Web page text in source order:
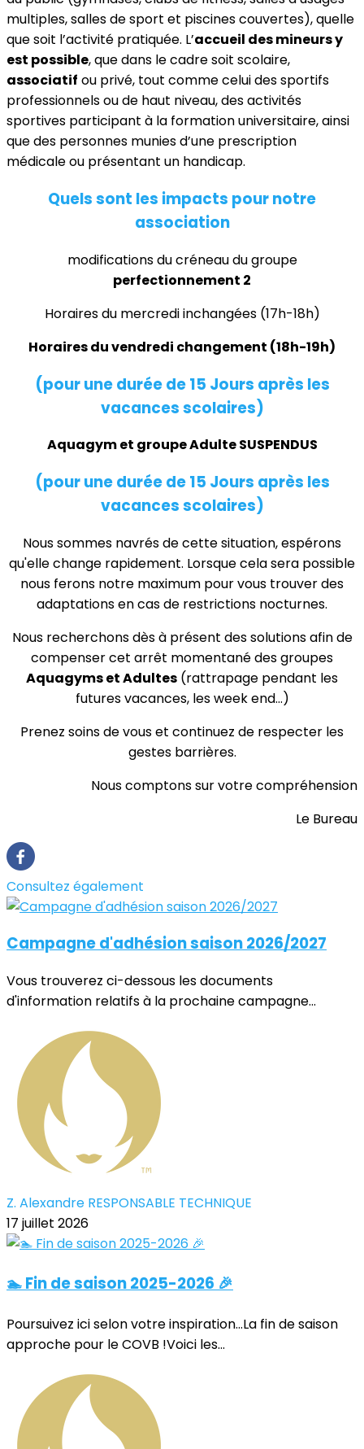
multiples, salles de sport et piscines couvertes), quelle
que soit l’activité pratiquée. L’accueil des mineurs y
est possible, que dans le cadre soit scolaire,
associatif ou privé, tout comme celui des sportifs
professionnels ou de haut niveau, des activités
sportives participant à la formation universitaire, ainsi
que des personnes munies d’une prescription
médicale ou présentant un handicap.
Quels sont les impacts pour notre
association
modifications du créneau du groupe
perfectionnement 2
Horaires du mercredi inchangées (17h-18h)
Horaires du vendredi changement (18h-19h)
(pour une durée de 15 Jours après les
vacances scolaires)
Aquagym et groupe Adulte SUSPENDUS
(pour une durée de 15 Jours après les
vacances scolaires)
Nous sommes navrés de cette situation, espérons
qu'elle change rapidement. Lorsque cela sera possible
nous ferons notre maximum pour vous trouver des
adaptations en cas de restrictions nocturnes.
Nous recherchons dès à présent des solutions afin de
compenser cet arrêt momentané des groupes
Aquagyms et Adultes (rattrapage pendant les
futures vacances, les week end...)
Prenez soins de vous et continuez de respecter les
gestes barrières.
Nous comptons sur votre compréhension
Le Bureau
Consultez également
Campagne d'adhésion saison 2026/2027
Vous trouverez ci-dessous les documents
d'information relatifs à la prochaine campagne...
Z. Alexandre RESPONSABLE TECHNIQUE
17 juillet 2026
🏊 Fin de saison 2025-2026 🎉
Poursuivez ici selon votre inspiration...La fin de saison
approche pour le COVB !Voici les...